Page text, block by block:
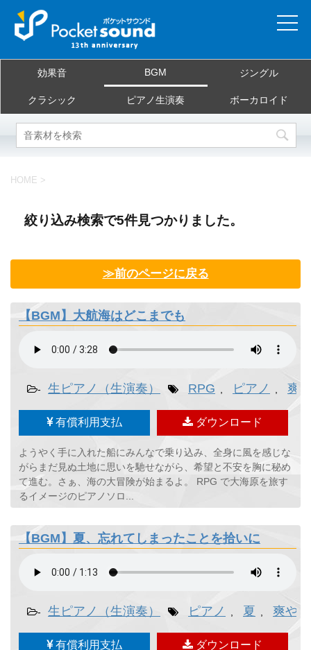
当サイトについて
ご利用規約
効果音 BGM ジングル
クラシック ピアノ生演奏 ボーカロイド
HOME >
絞り込み検索で5件見つかりました。
≫前のページに戻る
【BGM】大航海はどこまでも
- 生ピアノ（生演奏） RPG ピアノ 爽
有償利用支払 ダウンロード
ようやく手に入れた船にみんなで乗り込み、全身に風を感じな
がらまだ見ぬ土地に思いを馳せながら、希望と不安を胸に秘め
て進む。さぁ、海の大冒険が始まるよ。 RPG で大海原を旅す
るイメージのピアノソロ...
【BGM】夏、忘れてしまったことを拾いに
- 生ピアノ（生演奏） ピアノ 夏 爽やか
有償利用支払 ダウンロード